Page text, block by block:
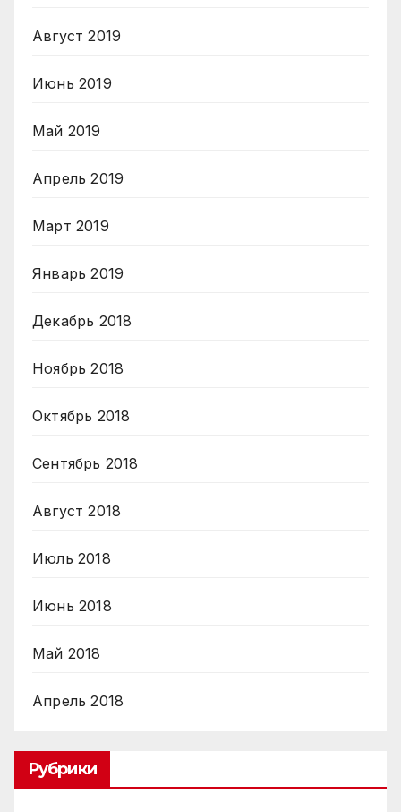
Август 2019
Июнь 2019
Май 2019
Апрель 2019
Март 2019
Январь 2019
Декабрь 2018
Ноябрь 2018
Октябрь 2018
Сентябрь 2018
Август 2018
Июль 2018
Июнь 2018
Май 2018
Апрель 2018
Рубрики